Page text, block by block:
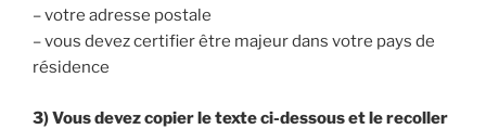
– votre adresse postale
– vous devez certifier être majeur dans votre pays de
résidence
3) Vous devez copier le texte ci-dessous et le recoller